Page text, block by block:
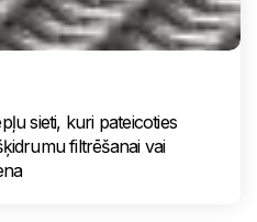
sieti, kuri pateicoties
filtrēšanai vai